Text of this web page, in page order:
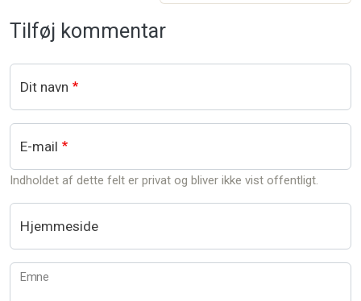
Tilføj kommentar
Dit navn
E-mail
Indholdet af dette felt er privat og bliver ikke vist offentligt.
Hjemmeside
Emne